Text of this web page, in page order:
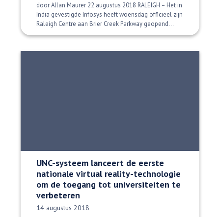
door Allan Maurer 22 augustus 2018 RALEIGH – Het in
India gevestigde Infosys heeft woensdag officieel zijn
Raleigh Centre aan Brier Creek Parkway geopend...
UNC-systeem lanceert de eerste
nationale virtual reality-technologie
om de toegang tot universiteiten te
verbeteren
Datum gepubliceerd:
14 augustus 2018